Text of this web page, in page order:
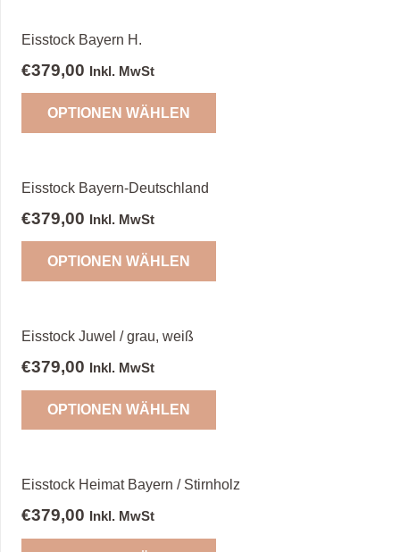
Eisstock Bayern H.
€379,00 Inkl. MwSt
OPTIONEN WÄHLEN
Eisstock Bayern-Deutschland
€379,00 Inkl. MwSt
OPTIONEN WÄHLEN
Eisstock Juwel / grau, weiß
€379,00 Inkl. MwSt
OPTIONEN WÄHLEN
Eisstock Heimat Bayern / Stirnholz
€379,00 Inkl. MwSt